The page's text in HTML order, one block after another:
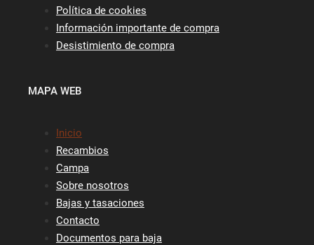
Política de cookies
Información importante de compra
Desistimiento de compra
MAPA WEB
Inicio
Recambios
Campa
Sobre nosotros
Bajas y tasaciones
Contacto
Documentos para baja